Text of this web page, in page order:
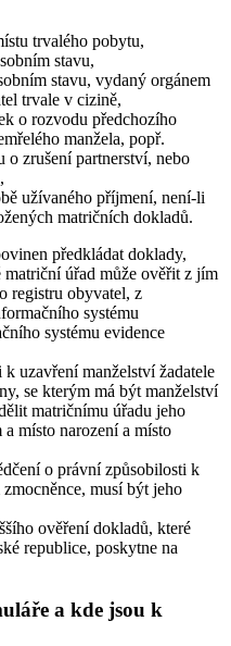
trvalého pobytu,
stavu,
stavu, vydaný orgánem
trvale v cizině,
o rozvodu předchozího
manžela, popř.
o zrušení partnerství, nebo
užívaného příjmení, není-li
matričních dokladů.
předkládat doklady,
úřad může ověřit z jím
registru obyvatel, z
systému
systému evidence
uzavření manželství žadatele
se kterým má být manželství
matričnímu úřadu jeho
místo narození a místo
o právní způsobilosti k
musí být jeho
ověření dokladů, které
republice, poskytne na
a kde jsou k